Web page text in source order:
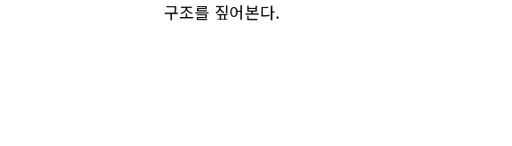
구조를 짚어본다.